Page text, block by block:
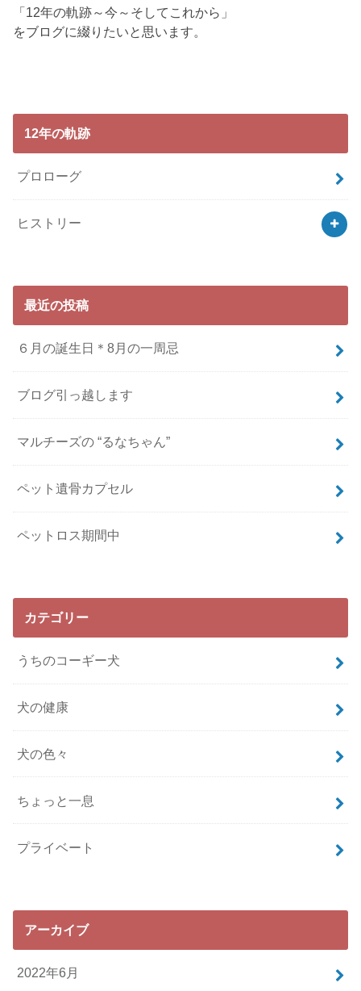
「12年の軌跡～今～そしてこれから」
をブログに綴りたいと思います。
12年の軌跡
プロローグ
ヒストリー
最近の投稿
６月の誕生日＊8月の一周忌
ブログ引っ越します
マルチーズの “るなちゃん”
ペット遺骨カプセル
ペットロス期間中
カテゴリー
うちのコーギー犬
犬の健康
犬の色々
ちょっと一息
プライベート
アーカイブ
2022年6月